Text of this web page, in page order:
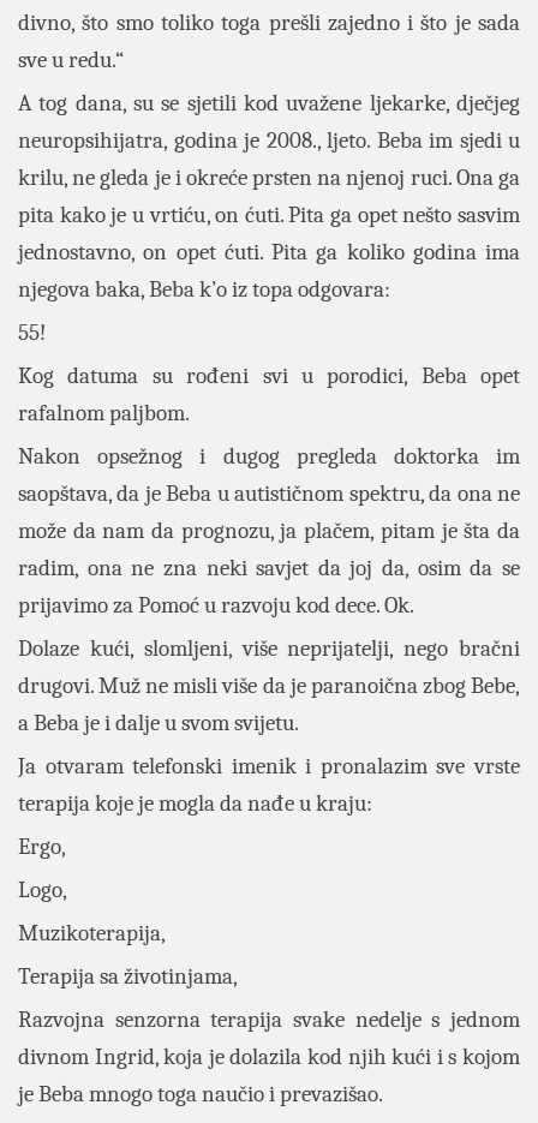
divno, što smo toliko toga prešli zajedno i što je sada
sve u redu.“
A tog dana, su se sjetili kod uvažene ljekarke, dječjeg
neuropsihijatra, godina je 2008., ljeto. Beba im sjedi u
krilu, ne gleda je i okreće prsten na njenoj ruci. Ona ga
pita kako je u vrtiću , on ćuti. Pita ga opet nešto sasvim
jednostavno, on opet ćuti. Pita ga koliko godina ima
njegova baka, Beba k’o iz topa odgovara:
55!
Kog datuma su rođeni svi u porodici, Beba opet
rafalnom paljbom.
Nakon opsežnog i dugog pregleda doktorka im
saopštava, da je Beba u autističnom spektru, da ona ne
može da nam da prognozu, ja plačem, pitam je šta da
radim, ona ne zna neki savjet da joj da, osim da se
prijavimo za Pomoć u razvoju kod dece. Ok.
Dolaze kući, slomljeni, više neprijatelji, nego bračni
drugovi. Muž ne misli više da je paranoična zbog Bebe,
a Beba je i dalje u svom svijetu.
Ja otvaram telefonski imenik i pronalazim sve vrste
terapija koje je mogla da nađe u kraju:
Ergo,
Logo,
Muzikoterapija,
Terapija sa životinjama,
Razvojna senzorna terapija svake nedelje s jednom
divnom Ingrid, koja je dolazila kod njih kući i s kojom
je Beba mnogo toga naučio i prevazišao.